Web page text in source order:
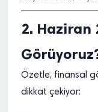
2. Haziran
Özetle, finansal
dikkat çekiyor: